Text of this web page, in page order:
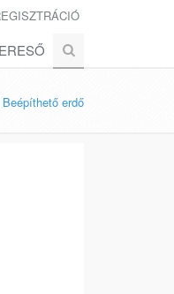
Beépíthető erdő